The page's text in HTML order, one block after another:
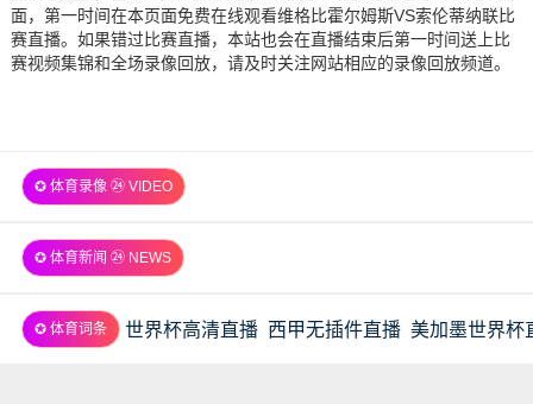
面，第一时间在本页面免费在线观看维格比霍尔姆斯VS索伦蒂纳联比
赛直播。如果错过比赛直播，本站也会在直播结束后第一时间送上比
赛视频集锦和全场录像回放，请及时关注网站相应的录像回放频道。
✪ 体育录像 ㉔ VIDEO
✪ 体育新闻 ㉔ NEWS
✪ 体育词条 世界杯高清直播 西甲无插件直播 美加墨世界杯